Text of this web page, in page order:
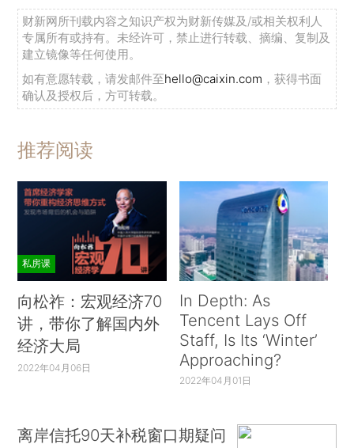
财新网所刊载内容之知识产权为财新传媒及/或相关权利人
专属所有或持有。未经许可，禁止进行转载、摘编、复制及
建立镜像等任何使用。
如有意愿转载，请发邮件至hello@caixin.com ，获得书面
确认及授权后，方可转载。
推荐阅读
私房课
向松祚：宏观经济70
讲，带你了解国内外
经济大局
2022年04月06日
In Depth: As
Tencent Lays Off
Staff, Is Its ‘Winter’
Approaching?
2022年04月01日
离岸信托90天补税窗口期疑问